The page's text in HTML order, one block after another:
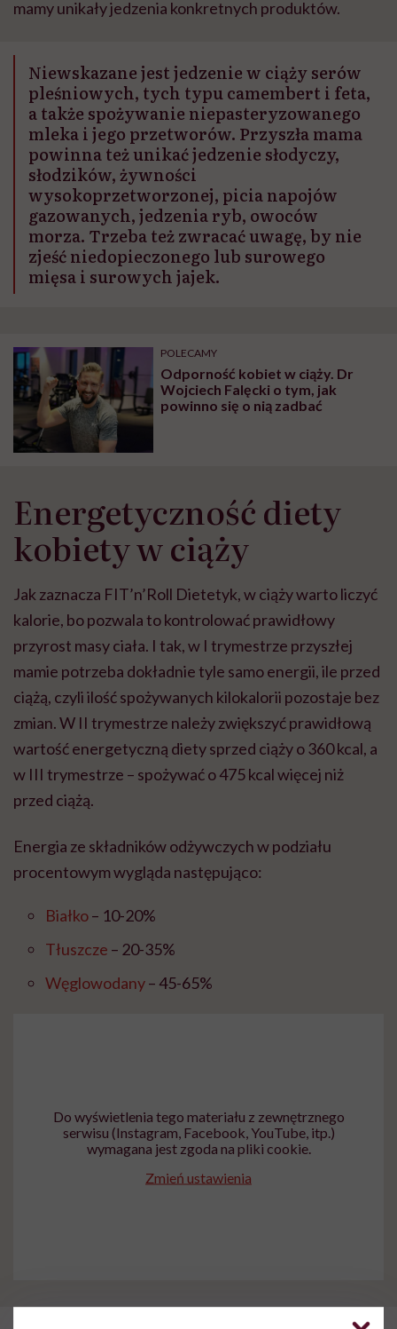
mamy unikały jedzenia konkretnych produktów.
Niewskazane jest jedzenie w ciąży serów
pleśniowych, tych typu camembert i feta,
a także spożywanie niepasteryzowanego
mleka i jego przetworów. Przyszła mama
powinna też unikać jedzenie słodyczy,
słodzików, żywności
wysokoprzetworzonej, picia napojów
gazowanych, jedzenia ryb, owoców
morza. Trzeba też zwracać uwagę, by nie
zjeść niedopieczonego lub surowego
mięsa i surowych jajek.
POLECAMY
Odporność kobiet w ciąży. Dr
Wojciech Falęcki o tym, jak
powinno się o nią zadbać
Energetyczność diety
kobiety w ciąży
Jak zaznacza FIT’n’Roll Dietetyk, w ciąży warto liczyć
kalorie, bo pozwala to kontrolować prawidłowy
przyrost masy ciała. I tak, w I trymestrze przyszłej
mamie potrzeba dokładnie tyle samo energii, ile przed
ciążą, czyli ilość spożywanych kilokalorii pozostaje bez
zmian. W II trymestrze należy zwiększyć prawidłową
wartość energetyczną diety sprzed ciąży o 360 kcal, a
w III trymestrze – spożywać o 475 kcal więcej niż
przed ciążą.
Energia ze składników odżywczych w podziału
procentowym wygląda następująco:
Białko– 10-20%
Tłuszcze – 20-35%
Węglowodany– 45-65%
Do wyświetlenia tego materiału z zewnętrznego
serwisu (Instagram, Facebook, YouTube, itp.)
wymagana jest zgoda na pliki cookie.
Zmień ustawienia